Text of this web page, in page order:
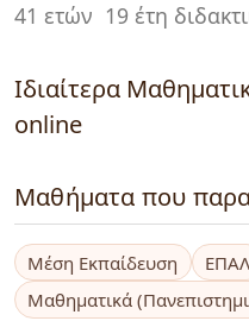
41 ετών 19 έτη
Ιδιαίτερα
online
Μαθήματα που
Μέση Εκπαίδευση ΕΠΑΛ
Μαθηματικά